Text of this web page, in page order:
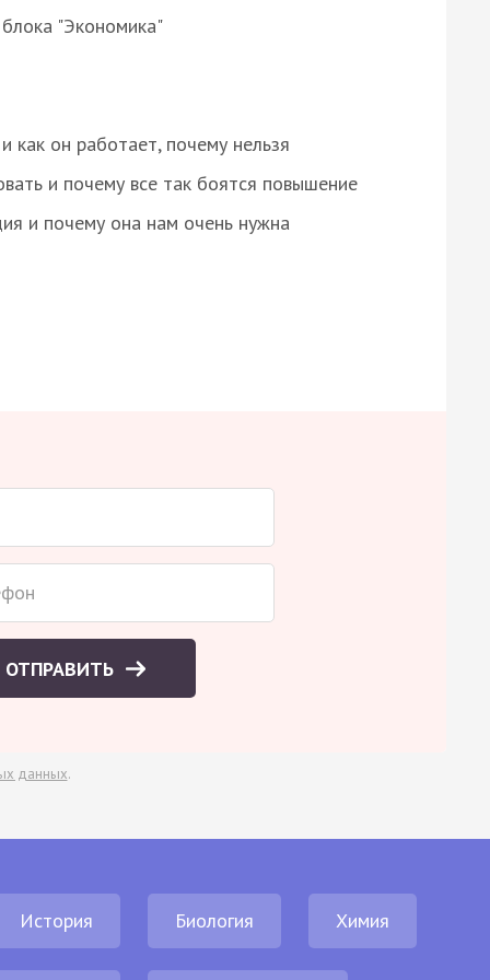
"Экономика"
как он работает, почему нельзя
и почему все так боятся повышение
и почему она нам очень нужна
ОТПРАВИТЬ
данных.
История Биология Химия